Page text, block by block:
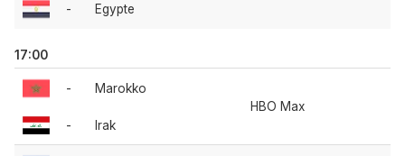
- Egypte
17:00
-
-
Marokko
Irak
HBO Max